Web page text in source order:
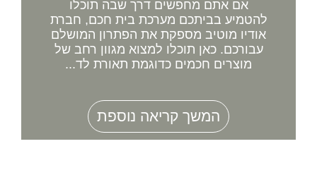
אם אתם מחפשים דרך שבה תוכלו
להטמיע בביתכם מערכת בית חכם, חברת
אודיו מוטיב מספקת את הפתרון המושלם
עבורכם. כאן תוכלו למצוא מגוון רחב של
מוצרים חכמים כדוגמת תאורת לד...
המשך קריאה נוספת